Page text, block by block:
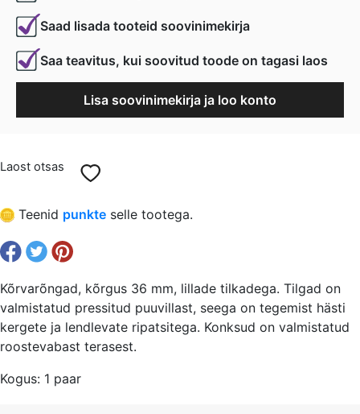
Saad lisada tooteid soovinimekirja
Saa teavitus, kui soovitud toode on tagasi laos
Lisa soovinimekirja ja loo konto
Laost otsas
Teenid punkte selle tootega.
Kõrvarõngad, kõrgus 36 mm, lillade tilkadega. Tilgad on
valmistatud pressitud puuvillast, seega on tegemist hästi
kergete ja lendlevate ripatsitega. Konksud on valmistatud
roostevabast terasest.
Kogus: 1 paar